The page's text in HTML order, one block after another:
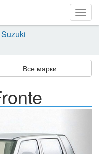
Suzuki
Все марки